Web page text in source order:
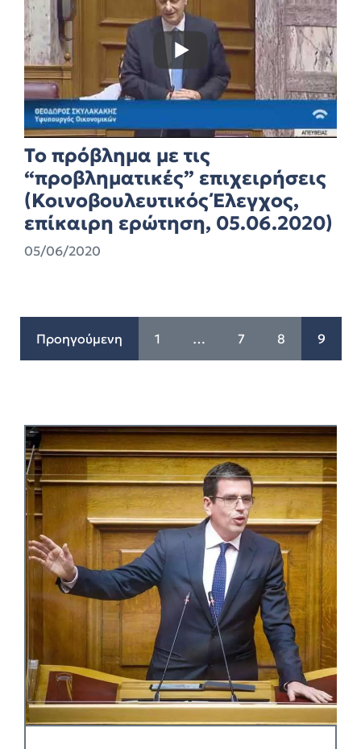
Το πρόβλημα με τις
“προβληματικές” επιχειρήσεις
(Κοινοβουλευτικός Έλεγχος,
επίκαιρη ερώτηση, 05.06.2020)
05/06/2020
Προηγούμενη 1 … 7 8 9